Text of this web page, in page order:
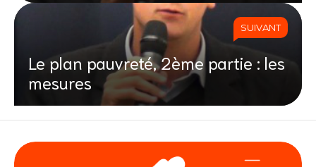
SUIVANT
Le plan pauvreté, 2ème partie : les
mesures